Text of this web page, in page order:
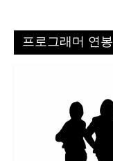
프로그래머 연봉